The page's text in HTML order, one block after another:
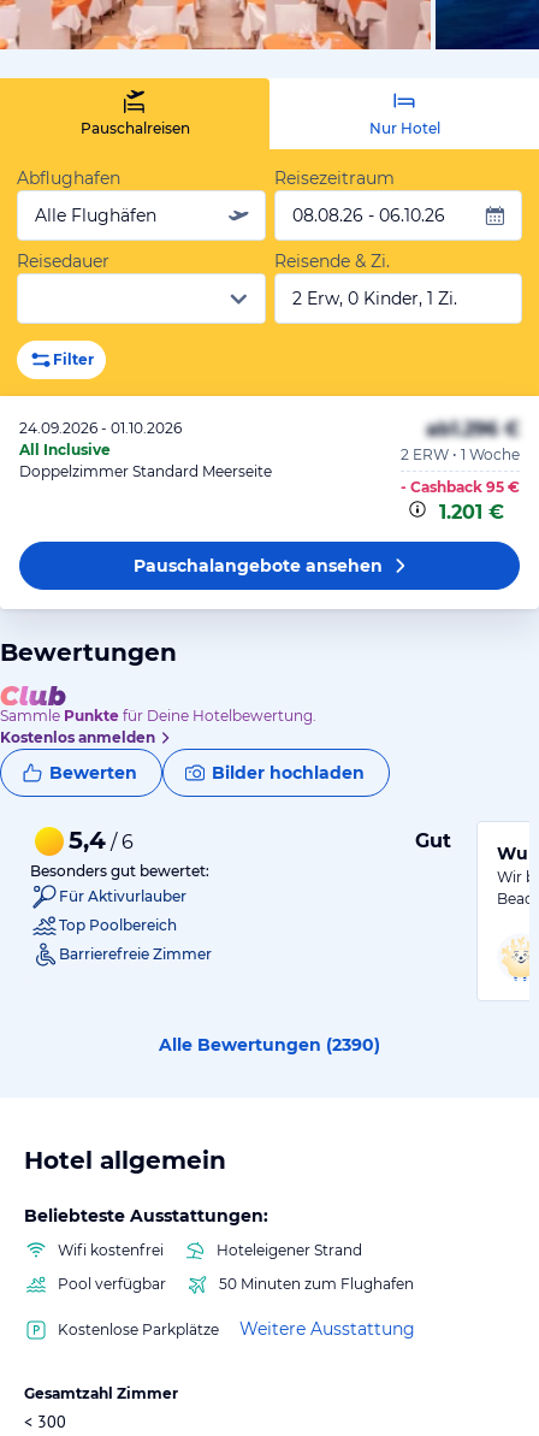
vom
Pauschalreisen Nur Hotel
Abflughafen
Alle Flughäfen
Reisezeitraum
08.08.26 - 06.10.26
Reisedauer
Reisende & Zi.
2 Erw, 0 Kinder, 1 Zi.
Filter
24.09.2026 - 01.10.2026
All Inclusive
Doppelzimmer Standard Meerseite
ab1.296 €
2 ERW • 1 Woche
- Cashback 95 €
1.201 €
Pauschalangeboteansehen
Bewertungen
Sammle Punkte für Deine Hotelbewertung.
Kostenlos anmelden
Bewerten Bilder hochladen
5,4 / 6 Gut
Besonders gut bewertet:
Für Aktivurlauber
Top Poolbereich
Barrierefreie Zimmer
Wir
Alle Bewertungen (2390)
Hotel allgemein
Beliebteste Ausstattungen:
Wifi kostenfrei
Hoteleigener Strand
Pool verfügbar
50 Minuten zum Flughafen
Kostenlose Parkplätze Weitere Ausstattung
Gesamtzahl Zimmer
< 300